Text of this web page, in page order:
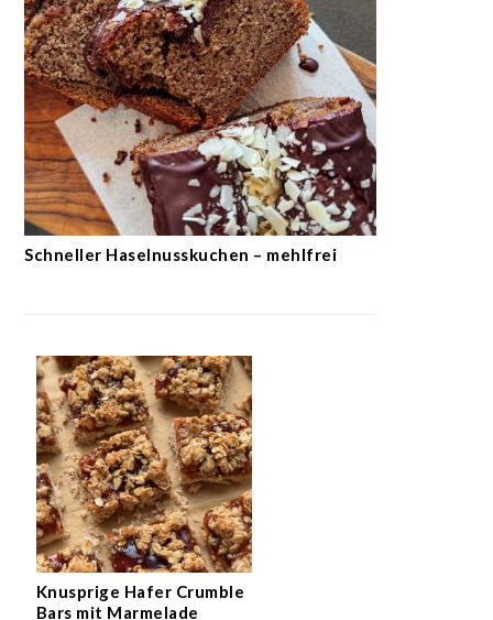
Schneller Haselnusskuchen – mehlfrei
Knusprige Hafer Crumble
Bars mit Marmelade